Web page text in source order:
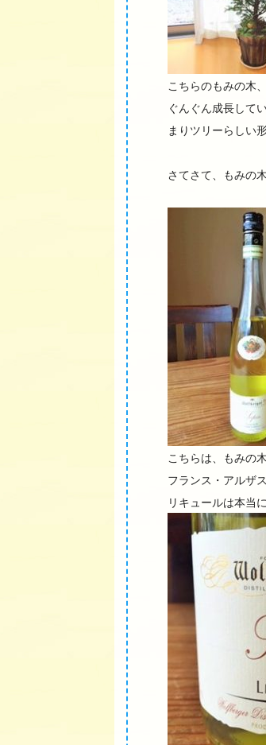
こちらのもみの木
ぐんぐん成長して
まりツリーらしい
さてさて、もみの
こちらは、もみの
フランス・アルザ
リキュールは本当